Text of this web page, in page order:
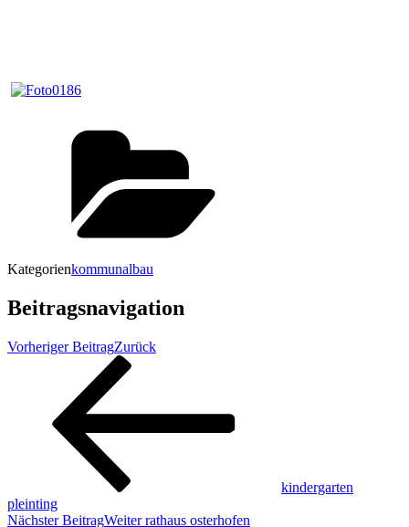
Kategorienkommunalbau
Beitragsnavigation
Vorheriger BeitragZurück
kindergarten
pleinting
Nächster BeitragWeiter rathaus osterhofen